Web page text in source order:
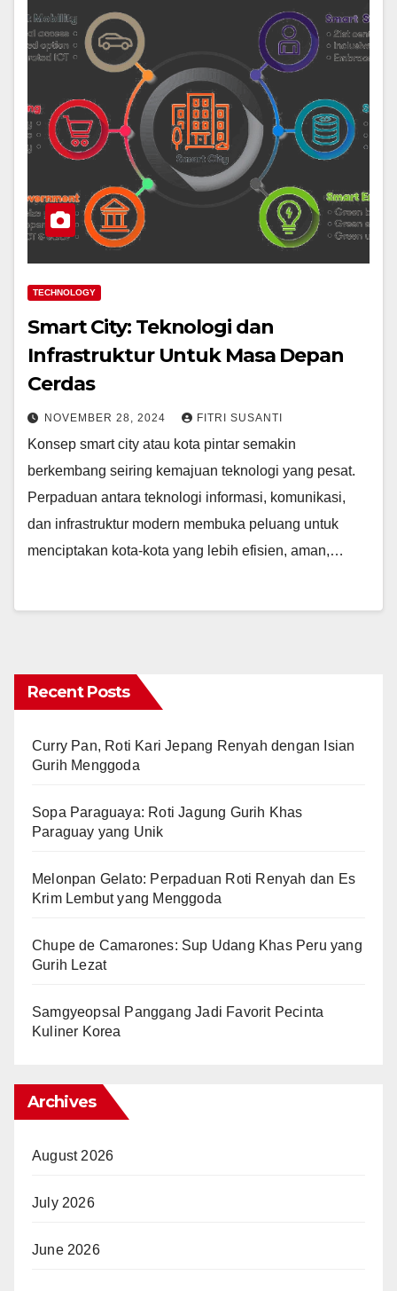
TECHNOLOGY
Smart City: Teknologi dan
Infrastruktur Untuk Masa Depan
Cerdas
NOVEMBER 28, 2024 FITRI SUSANTI
Konsep smart city atau kota pintar semakin
berkembang seiring kemajuan teknologi yang pesat.
Perpaduan antara teknologi informasi, komunikasi,
dan infrastruktur modern membuka peluang untuk
menciptakan kota-kota yang lebih efisien, aman,…
Recent Posts
Curry Pan, Roti Kari Jepang Renyah dengan Isian
Gurih Menggoda
Sopa Paraguaya: Roti Jagung Gurih Khas
Paraguay yang Unik
Melonpan Gelato: Perpaduan Roti Renyah dan Es
Krim Lembut yang Menggoda
Chupe de Camarones: Sup Udang Khas Peru yang
Gurih Lezat
Samgyeopsal Panggang Jadi Favorit Pecinta
Kuliner Korea
Archives
August 2026
July 2026
June 2026